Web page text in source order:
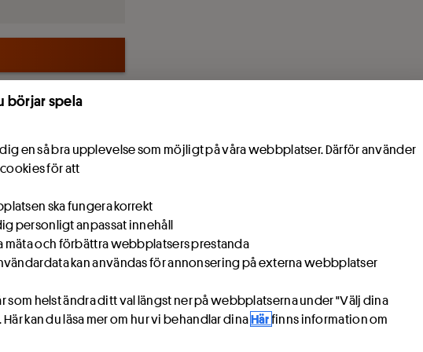
börjar spela
en så bra upplevelse som möjligt på våra webbplatser. Därför använder
för att
ska fungera korrekt
personligt anpassat innehåll
mäta och förbättra webbplatsers prestanda
kan användas för annonsering på externa webbplatser
som helst ändra ditt val längst ner på webbplatserna under "Välj dina
kan du läsa mer om hur vi behandlar dinaHär finns information om